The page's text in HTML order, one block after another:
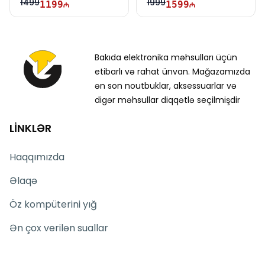
14991199 19991599
Bakıda elektronika məhsulları üçün
etibarlı və rahat ünvan. Mağazamızda
ən son noutbuklar, aksessuarlar və
digər məhsullar diqqətlə seçilmişdir
LİNKLƏR
Haqqımızda
Əlaqə
Öz kompüterini yığ
Ən çox verilən suallar